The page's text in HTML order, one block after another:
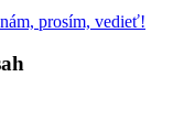
prosím, vedieť!